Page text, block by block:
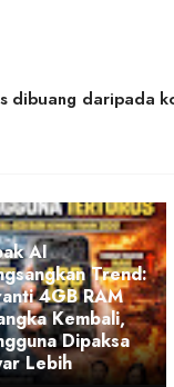
dibuang daripada
AI
Trend:
4GB RAM
Kembali,
Dipaksa
Lebih